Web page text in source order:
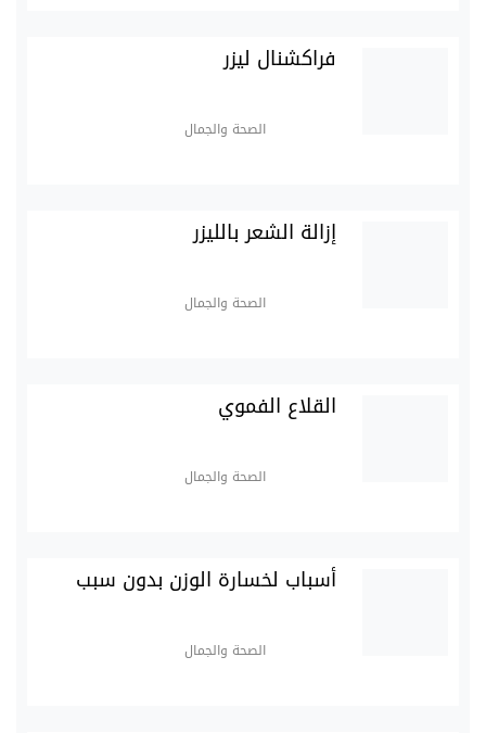
فراكشنال ليزر
الصحة والجمال
إزالة الشعر بالليزر
الصحة والجمال
القلاع الفموي
الصحة والجمال
أسباب لخسارة الوزن بدون سبب
الصحة والجمال